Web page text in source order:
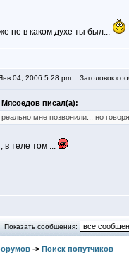
не в каком духе ты был...
04, 2006 5:28 pm Заголовок
Мясоедов писал(а):
мне позвонили... но
в теле том ...
Показать сообщения:
-> Поиск попутчиков